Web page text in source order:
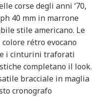
corse degli anni ‘70,
40 mm in marrone
stile americano. Le
rétro evocano
i cinturini traforati
completano il look.
bracciale in maglia
cronografo